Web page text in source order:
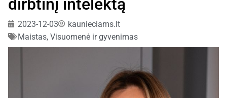
dirbtinį intelektą
2023-12-03
kaunieciams.lt
Maistas, Visuomenė ir gyvenimas